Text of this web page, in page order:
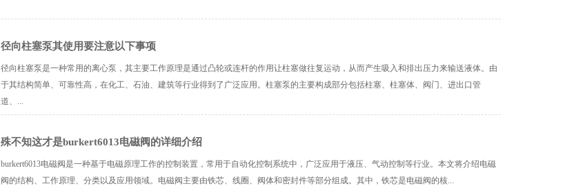
径向柱塞泵其使用要注意以下事项
径向柱塞泵是一种常用的离心泵，其主要工作原理是通过凸轮或连杆的作用让柱塞做往复运动，从而产生吸入和排出压力来输送液体。由
于其结构简单、可靠性高，在化工、石油、建筑等行业得到了广泛应用。柱塞泵的主要构成部分包括柱塞、柱塞体、阀门、进出口管
道、...
殊不知这才是burkert6013电磁阀的详细介绍
burkert6013电磁阀是一种基于电磁原理工作的控制装置，常用于自动化控制系统中，广泛应用于液压、气动控制等行业。本文将介绍电磁
阀的结构、工作原理、分类以及应用领域。电磁阀主要由铁芯、线圈、阀体和密封件等部分组成。其中，铁芯是电磁阀的核...